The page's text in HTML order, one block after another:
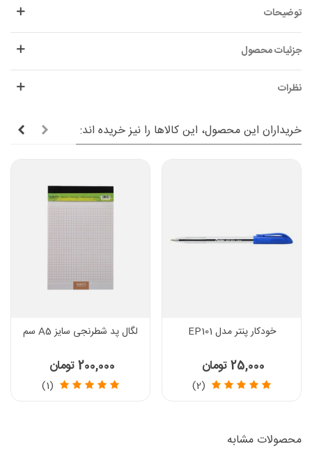
توضیحات
جزئیات محصول
نظرات
خریداران این محصول، این کالاها را نیز خریده اند:
خودکار پنتر مدل EP101
25,000 تومان
(2)
لگال پد شطرنجی سایز A5 سم
200,000 تومان
(1)
محصولات مشابه